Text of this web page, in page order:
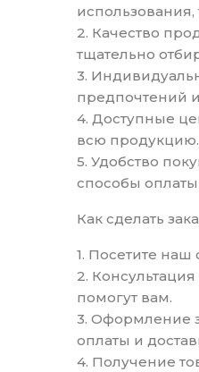
2. Качество
тщательно
3.
предпочтений
4. Доступные
всю продукцию.
5. Удобство
способы
Как сделать
1. Посетите
2.
помогут вам.
3. Оформление
оплаты и
4. Получение